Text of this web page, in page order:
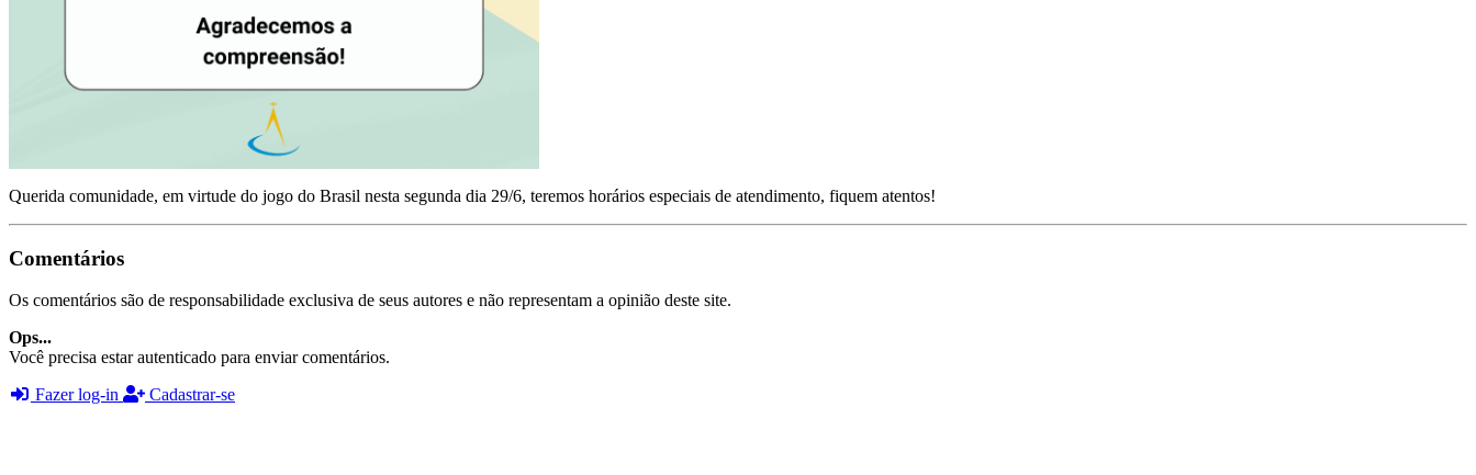
Querida comunidade, em virtude do jogo do Brasil nesta segunda dia 29/6, teremos horários especiais de atendimento, fiquem atentos!
Comentários
Os comentários são de responsabilidade exclusiva de seus autores e não representam a opinião deste site.
Ops...
Você precisa estar autenticado para enviar comentários.
Fazer log-in
Cadastrar-se